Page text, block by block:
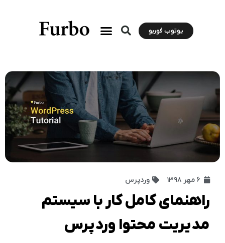
یوتوب فوربو
۶ مهر ۱۳۹۸ وردپرس
راهنمای کامل کار با سیستم
مدیریت محتوا وردپرس